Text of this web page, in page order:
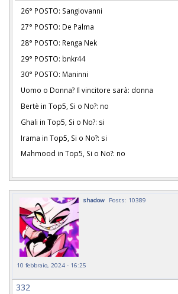
26° POSTO: Sangiovanni
27° POSTO: De Palma
28° POSTO: Renga Nek
29° POSTO: bnkr44
30° POSTO: Maninni
Uomo o Donna? Il vincitore sarà: donna
Bertè in Top5, Si o No?: no
Ghali in Top5, Si o No?: si
Irama in Top5, Si o No?: si
Mahmood in Top5, Si o No?: no
shadow Posts: 10389
10 febbraio, 2024 - 16:25
332